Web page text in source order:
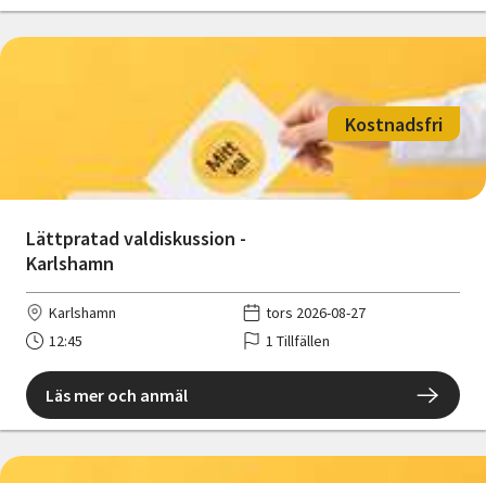
Lättpratad valdiskussion -
Karlshamn
Kostnadsfri
Karlshamn
tors 2026-08-27
12:45
1 Tillfällen
Läs mer och anmäl